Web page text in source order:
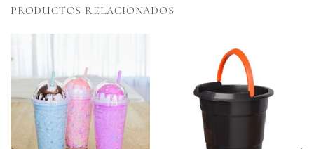
PRODUCTOS RELACIONADOS